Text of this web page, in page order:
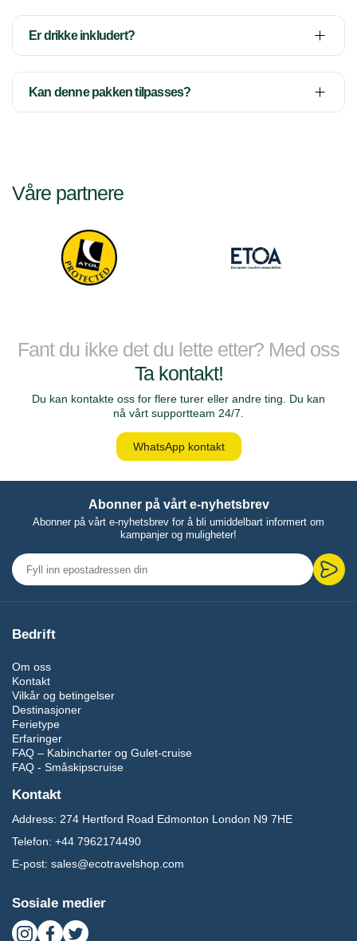
Er drikke inkludert?
Kan denne pakken tilpasses?
Våre partnere
Fant du ikke det du lette etter? Med oss
Ta kontakt!
Du kan kontakte oss for flere turer eller andre ting. Du kan
nå vårt supportteam 24/7.
WhatsApp kontakt
Abonner på vårt e-nyhetsbrev
Abonner på vårt e-nyhetsbrev for å bli umiddelbart informert om
kampanjer og muligheter!
Bedrift
Om oss
Kontakt
Vilkår og betingelser
Destinasjoner
Ferietype
Erfaringer
FAQ – Kabincharter og Gulet-cruise
FAQ - Småskipscruise
Kontakt
Address: 274 Hertford Road Edmonton London N9 7HE
Telefon: +44 7962174490
E-post: sales@ecotravelshop.com
Sosiale medier